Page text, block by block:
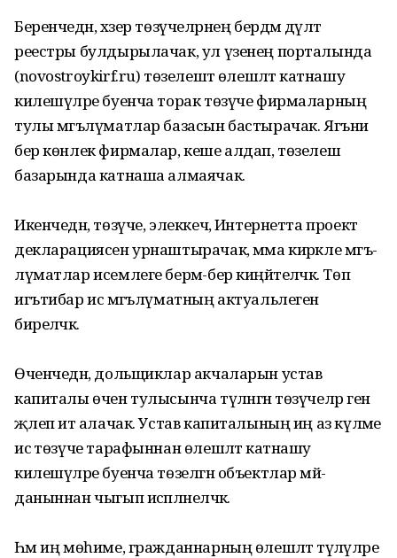
Беренчедән, хәзер тө­зүчеләр­нең бердәм дәүләт
реестры булдырылачак, ул үзенең порталында
(novostroykirf.ru) төзе­лештә өлеш­ләтә катнашу
киле­шүләре буенча торак төзүче фир­ма­ларның
тулы мәгълүмат­лар базасын бастырачак. Ягъни
бер көнлек фирмалар, кеше алдап, төзелеш
базарында катнаша алмаячак.
Икенчедән, төзүче, элек­кечә, Интернетта проект
декларациясен урнаштырачак, әмма кирәкле мәгъ­
лүматлар исемлеге бермә-бер киңәйтеләчәк. Төп
игътибар исә мәгълүматның актуаль­легенә
биреләчәк.
Өченчедән, дольщиклар акчаларын устав
капиталы өчен тулысынча түләнгән төзүчеләр генә
җәлеп итә алачак. Устав капита­лының иң аз күләме
исә төзүче тарафыннан өлешләтә катнашу
килешүләре буенча төзелгән объектлар мәй­
даныннан чыгып исәплә­неләчәк.
Һәм иң мөһиме, граж­даннарның өлешләтә тү­ләү­ләре